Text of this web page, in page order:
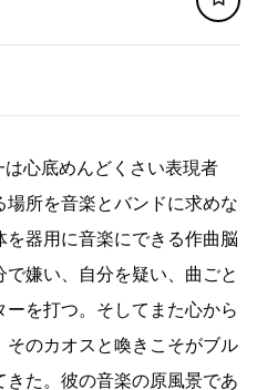
心底めんどくさい表現者
所を音楽とバンドに求めな
器用に音楽にできる作曲脳
嫌い、自分を疑い、曲ごと
を打つ。そしてまた心から
のカオスと喚きこそがブル
た。彼の音楽の原風景であ